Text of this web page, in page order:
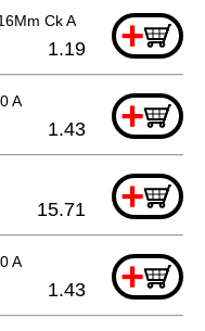
Ck A +
1.19
A +
1.43
+
15.71
A +
1.43